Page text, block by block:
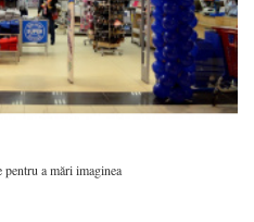
a mări imaginea